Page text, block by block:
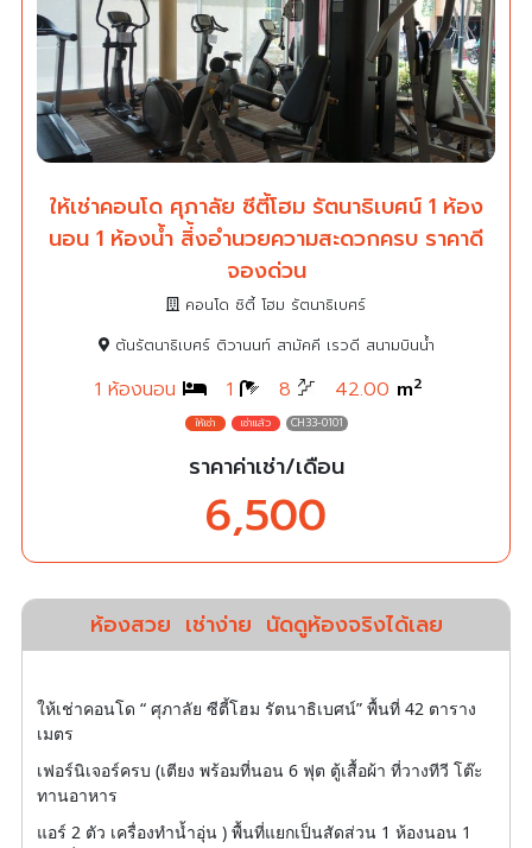
ให้เช่าคอนโด ศุภาลัย ซีตี้โฮม รัตนาธิเบศน์ 1 ห้อง
นอน 1 ห้องน้ำ สิ่้งอำนวยความสะดวกครบ ราคาดี
จองด่วน
คอนโด ซิตี้ โฮม รัตนาธิเบศร์
ต้นรัตนาธิเบศร์ ติวานนท์ สามัคคี เรวดี สนามบินน้ำ
1 ห้องนอน 1 8 42.00 m2
CH33-0101
ราคาค่าเช่า/เดือน
6,500
ห้องสวย เช่าง่าย นัดดูห้องจริงได้เลย
ให้เช่าคอนโด “ ศุภาลัย ซีตี้โฮม รัตนาธิเบศน์” พื้นที่ 42 ตาราง
เมตร
เฟอร์นิเจอร์ครบ (เตียง พร้อมที่นอน 6 ฟุต ตู้เสื้อผ้า ที่วางทีวี โต๊ะ
ทานอาหาร
แอร์ 2 ตัว เครื่องทำน้ำอุ่น ) พื้นที่แยกเป็นสัดส่วน 1 ห้องนอน 1